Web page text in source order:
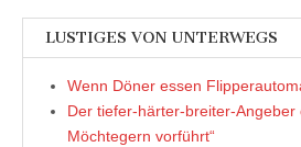
LUSTIGES VON UNTERWEGS
Wenn Döner essen
Der tiefer-härter-breiter-Angeber
Möchtegern vorführt“